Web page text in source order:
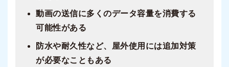
動画の送信に多くのデータ容量を消費する
可能性がある
防水や耐久性など、屋外使用には追加対策
が必要なこともある